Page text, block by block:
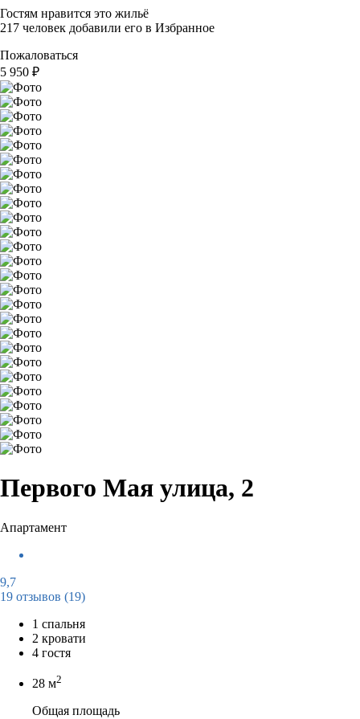
Гостям нравится это жильё
217 человек добавили его в Избранное
Пожаловаться
5 950 ₽
Первого Мая улица, 2
Апартамент
9,7
19 отзывов (19)
1 спальня
2 кровати
4 гостя
28 м2
Общая площадь